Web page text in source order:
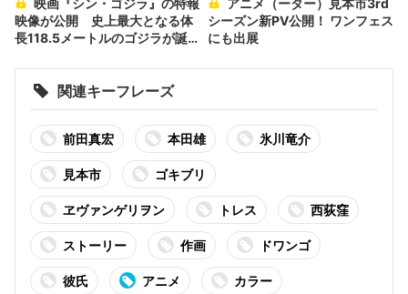
映像が公開 史上最大となる体
長118.5メートルのゴジラが誕生
シーズン新PV公開！ ワンフェス
にも出展
関連キーフレーズ
前田真宏 本田雄 氷川竜介
見本市 ゴキブリ
ヱヴァンゲリヲン トレス 西荻窪
ストーリー 作画 ドワンゴ
彼氏 アニメ カラー